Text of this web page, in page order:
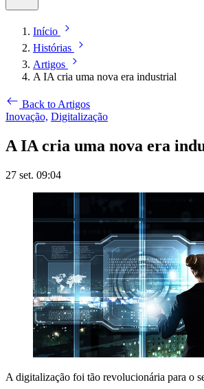
Início
Histórias
Artigos
A IA cria uma nova era industrial
Back to Artigos
Inovação, Digitalização
A IA cria uma nova era
27 set. 09:04
A digitalização foi tão revolucionária para o